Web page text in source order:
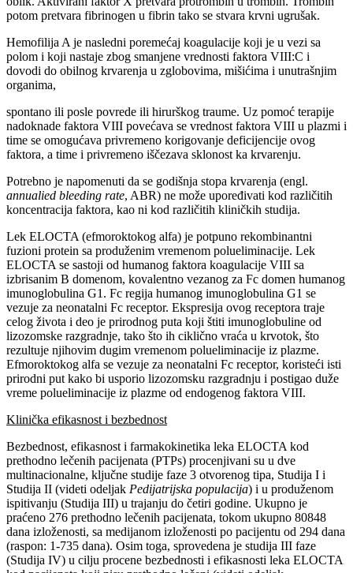
potom pretvara fibrinogen u fibrin tako se stvara krvni ugrušak.
Hemofilija A je nasledni poremećaj koagulacije koji je u vezi sa
polom i koji nastaje zbog smanjene vrednosti faktora VIII:C i
dovodi do obilnog krvarenja u zglobovima, mišićima i unutrašnjim
organima,
spontano ili posle povrede ili hirurškog traume. Uz pomoć terapije
nadoknade faktora VIII povećava se vrednost faktora VIII u plazmi i
time se omogućava privremeno korigovanje deficijencije ovog
faktora, a time i privremeno iščezava sklonost ka krvarenju.
Potrebno je napomenuti da se godišnja stopa krvarenja (engl.
annualied bleeding rate, ABR) ne može upoređivati kod različitih
koncentracija faktora, kao ni kod različitih kliničkih studija.
Lek ELOCTA (efmoroktokog alfa) je potpuno rekombinantni
fuzioni protein sa produženim vremenom polueliminacije. Lek
ELOCTA se sastoji od humanog faktora koagulacije VIII sa
izbrisanim B domenom, kovalentno vezanog za Fc domen humanog
imunoglobulina G1. Fc regija humanog imunoglobulina G1 se
vezuje za neonatalni Fc receptor. Ekspresija ovog receptora traje
celog života i deo je prirodnog puta koji štiti imunoglobuline od
lizozomske razgradnje, tako što ih ciklično vraća u krvotok, što
rezultuje njihovim dugim vremenom polueliminacije iz plazme.
Efmoroktokog alfa se vezuje za neonatalni Fc receptor, koristeći isti
prirodni put kako bi usporio lizozomsku razgradnju i postigao duže
vreme polueliminacije iz plazme od endogenog faktora VIII.
Klinička efikasnost i bezbednost
Bezbednost, efikasnost i farmakokinetika leka ELOCTA kod
prethodno lečenih pacijenata (PTPs) procenjivani su u dve
multinacionalne, ključne studije faze 3 otvorenog tipa, Studija I i
Studija II (videti odeljak Pedijatrijska populacija) i u produženom
ispitivanju (Studija III) u trajanju do četiri godine. Ukupno je
praćeno 276 prethodno lečenih pacijenata, tokom ukupno 80848
dana izloženosti, sa medijanom izloženosti po pacijentu od 294 dana
(raspon: 1-735 dana). Osim toga, sprovedena je studija III faze
(Studija IV) u cilju procene bezbednosti i efikasnosti leka ELOCTA